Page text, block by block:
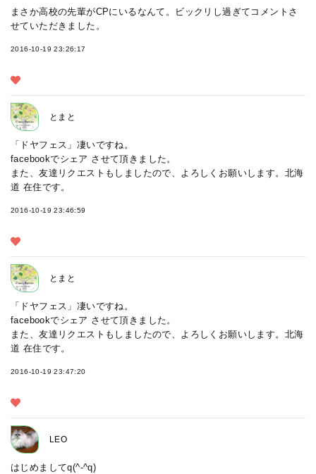
まさか高校の先輩がCPにいるなんて。ビックリし過ぎてコメントさ
せていただきました。
2016-10-19 23:26:17
とまと
「ドヤフェス」凄いですね。
facebookでシェア させて頂きました。
また、友達リクエストもしましたので、よろしくお願いします。北海
道 在住です。
2016-10-19 23:46:59
とまと
「ドヤフェス」凄いですね。
facebookでシェア させて頂きました。
また、友達リクエストもしましたので、よろしくお願いします。北海
道 在住です。
2016-10-19 23:47:20
LEO
はじめましてq(^-^q)